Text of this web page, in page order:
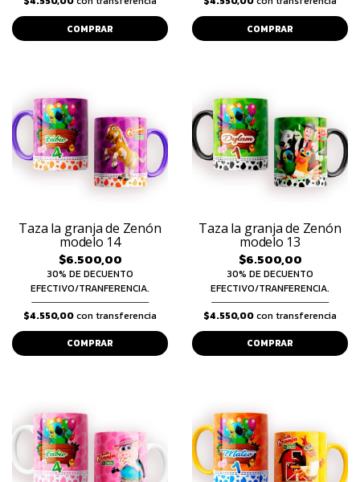
COMPRAR COMPRAR
Taza la granja de Zenón
modelo 14
$6.500,00
30% DE DECUENTO
EFECTIVO/TRANFERENCIA.
$4.550,00con transferencia
COMPRAR
Taza la granja de Zenón
modelo 13
$6.500,00
30% DE DECUENTO
EFECTIVO/TRANFERENCIA.
$4.550,00con transferencia
COMPRAR